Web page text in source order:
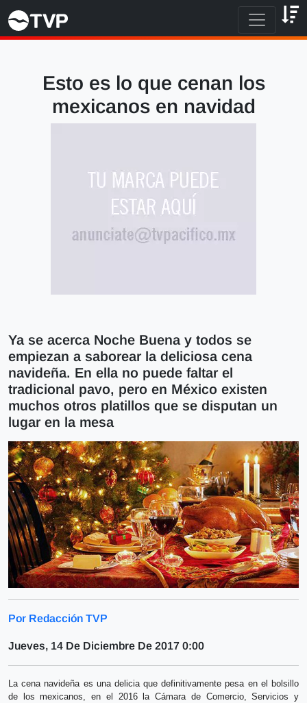
Esto es lo que cenan los
mexicanos en navidad
Ya se acerca Noche Buena y todos se
empiezan a saborear la deliciosa cena
navideña. En ella no puede faltar el
tradicional pavo, pero en México existen
muchos otros platillos que se disputan un
lugar en la mesa
Por Redacción TVP
Jueves, 14 De Diciembre De 2017 0:00
La cena navideña es una delicia que definitivamente pesa en el bolsillo
de los mexicanos, en el 2016 la Cámara de Comercio, Servicios y